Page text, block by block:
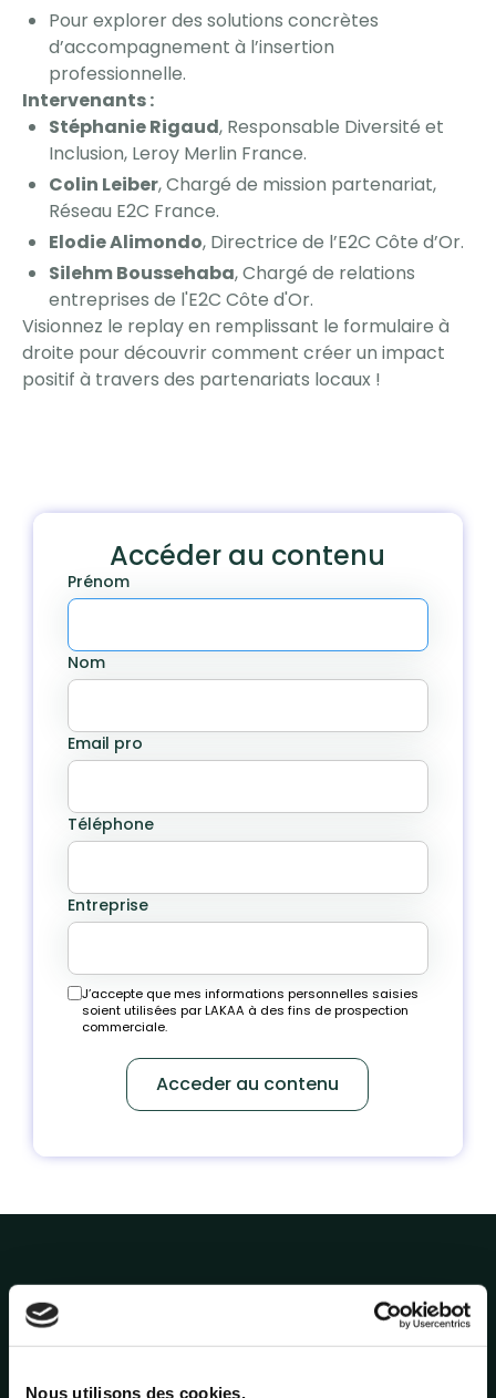
Nous utilisons des cookies.
Pour explorer des solutions concrètes
d’accompagnement à l’insertion
professionnelle.
Intervenants :
Stéphanie Rigaud, Responsable Diversité et
Inclusion, Leroy Merlin France.
Colin Leiber, Chargé de mission partenariat,
Réseau E2C France.
Elodie Alimondo, Directrice de l’E2C Côte d’Or.
Silehm Boussehaba, Chargé de relations
entreprises de l'E2C Côte d'Or.
Visionnez le replay en remplissant le formulaire à
droite pour découvrir comment créer un impact
positif à travers des partenariats locaux !
Accéder au contenu
Prénom
Nom
Email pro
Téléphone
Entreprise
J’accepte que mes informations personnelles saisies
soient utilisées par LAKAA à des fins de prospection
commerciale.
Nos dernières
études sur l'impact local